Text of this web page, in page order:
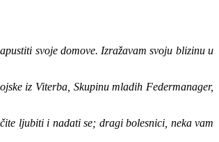
svoje domove. Izražavam svoju blizinu u
iz Viterba, Skupinu mladih Federmanager,
ljubiti i nadati se; dragi bolesnici, neka vam